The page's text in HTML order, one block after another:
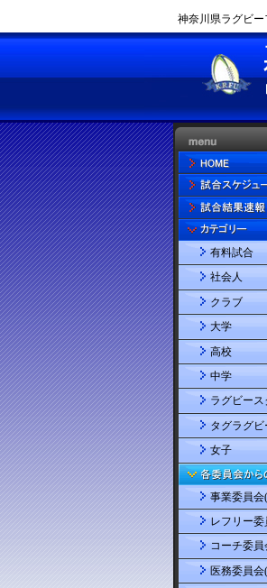
神奈川県ラグビ
有料試合
社会人
クラブ
大学
高校
中学
ラグビー
タグラグビ
女子
事業委員会
レフリー委
コーチ委員
医務委員会